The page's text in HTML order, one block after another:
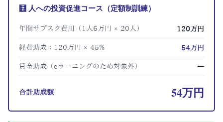
🧮 人への投資促進コース（定額制訓練）
年間サブスク費用（1人6万円 × 20人） 120万円
経費助成：120万円 × 45% 54万円
賃金助成（eラーニングのため対象外） —
合計助成額 54万円